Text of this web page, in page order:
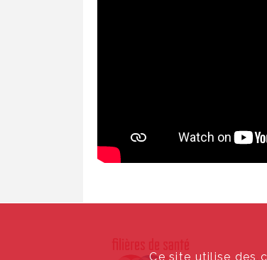
Ce site utilise des